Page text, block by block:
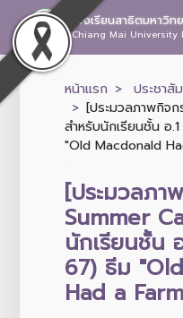
โรงเรียนสาธิตมหาวิ
Chiang Mai University
หน้าแรก
ประชาสั
[ประมวลภาพกิจ
สำหรับนักเรียนชั้น อ
"Old Macdonald
[ประมวลภา
Summer
นักเรียนชั้น
67) ธีม
Had a